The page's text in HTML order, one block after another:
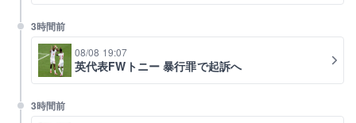
3時間前
08/08 19:07
英代表FWトニー 暴行罪で起訴へ
3時間前